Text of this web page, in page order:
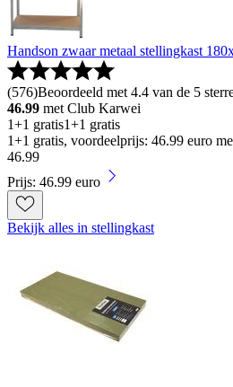
Handson zwaar metaal stellingkast
(576)Beoordeeld met 4.4 van de 5
46.99 met Club Karwei
1+1 gratis1+1 gratis
1+1 gratis, voordeelprijs: 46.99 euro
46.99
Prijs: 46.99 euro
Bekijk alles in stellingkast